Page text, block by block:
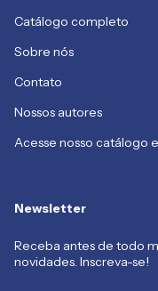
Catálogo completo
Sobre nós
Contato
Nossos autores
Acesse nosso catálogo
Newsletter
Receba antes de todo
novidades. Inscreva-se!